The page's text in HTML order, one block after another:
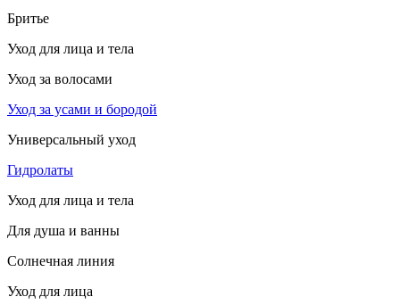
Бритье
Уход для лица и тела
Уход за волосами
Уход за усами и бородой
Универсальный уход
Гидролаты
Уход для лица и тела
Для душа и ванны
Солнечная линия
Уход для лица